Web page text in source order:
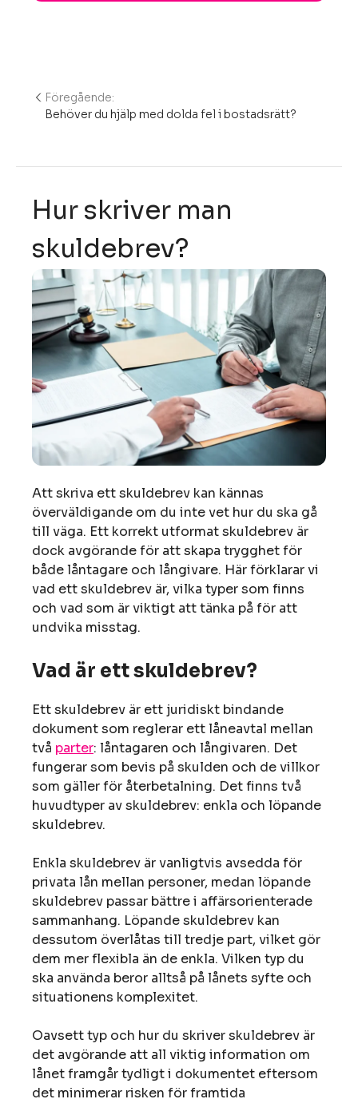
Inläggsnavigering
Föregående:
Behöver du hjälp med dolda fel i bostadsrätt?
Hur skriver man
skuldebrev?
Att skriva ett skuldebrev kan kännas
överväldigande om du inte vet hur du ska gå
till väga. Ett korrekt utformat skuldebrev är
dock avgörande för att skapa trygghet för
både låntagare och långivare. Här förklarar vi
vad ett skuldebrev är, vilka typer som finns
och vad som är viktigt att tänka på för att
undvika misstag.
Vad är ett skuldebrev?
Ett skuldebrev är ett juridiskt bindande
dokument som reglerar ett låneavtal mellan
två parter: låntagaren och långivaren. Det
fungerar som bevis på skulden och de villkor
som gäller för återbetalning. Det finns två
huvudtyper av skuldebrev: enkla och löpande
skuldebrev.
Enkla skuldebrev är vanligtvis avsedda för
privata lån mellan personer, medan löpande
skuldebrev passar bättre i affärsorienterade
sammanhang. Löpande skuldebrev kan
dessutom överlåtas till tredje part, vilket gör
dem mer flexibla än de enkla. Vilken typ du
ska använda beror alltså på lånets syfte och
situationens komplexitet.
Oavsett typ och hur du skriver skuldebrev är
det avgörande att all viktig information om
lånet framgår tydligt i dokumentet eftersom
det minimerar risken för framtida